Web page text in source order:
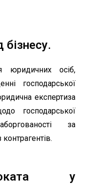
юридичних осіб,
господарської
експертиза
господарської
за
у